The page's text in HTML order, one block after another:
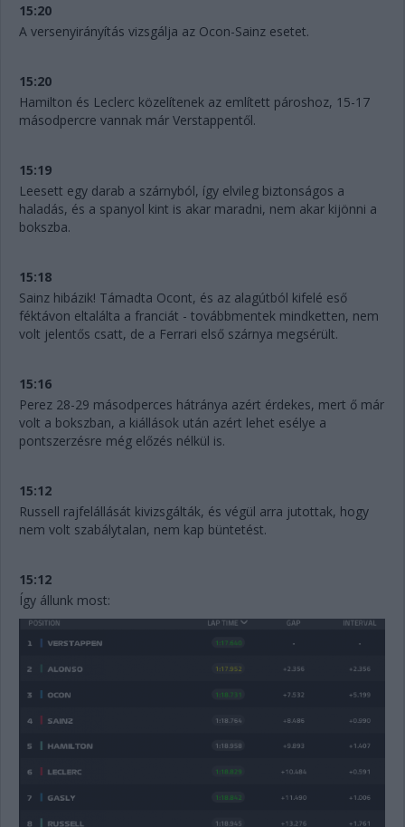
15:20
A versenyirányítás vizsgálja az Ocon-Sainz esetet.
15:20
Hamilton és Leclerc közelítenek az említett pároshoz, 15-17
másodpercre vannak már Verstappentől.
15:19
Leesett egy darab a szárnyból, így elvileg biztonságos a
haladás, és a spanyol kint is akar maradni, nem akar kijönni a
bokszba.
15:18
Sainz hibázik! Támadta Ocont, és az alagútból kifelé eső
féktávon eltalálta a franciát - továbbmentek mindketten, nem
volt jelentős csatt, de a Ferrari első szárnya megsérült.
15:16
Perez 28-29 másodperces hátránya azért érdekes, mert ő már
volt a bokszban, a kiállások után azért lehet esélye a
pontszerzésre még előzés nélkül is.
15:12
Russell rajfelállását kivizsgálták, és végül arra jutottak, hogy
nem volt szabálytalan, nem kap büntetést.
15:12
Így állunk most: